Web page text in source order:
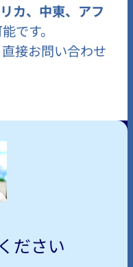
カ、中東、アフ
です。
接お問い合わせ
ださい